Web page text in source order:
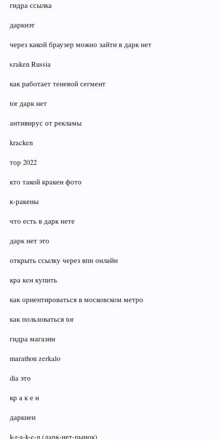
гидра ссылка
даркнэт
через какой браузер можно зайти в дарк нет
κraken Russia
как работает теневой сегмент
tor дарк нет
антивирус от рекламы
kracken
тор 2022
кто такой крaкен фото
к‑ракены
что есть в дарк нете
дарк нет это
открыть ссылку через впн онлайн
кра кeн купить
как ориентироваться в московском метро
как пользоваться tor
гидра магазин
marathon zerkalo
dia это
кр а к е н
даркнеи
k-r-a-k-e-n (дaрк‑нет-рынок)